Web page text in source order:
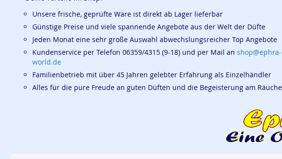
Unsere frische, geprüfte Ware ist direkt ab Lager lieferbar
Günstige Preise und viele spannende Angebote aus der Welt der Düfte
Jeden Monat eine sehr große Auswahl abwechslungsreicher Top Angebote
Kundenservice per Telefon 06359/4315 (9-18) und per Mail an shop@ephra-
world.de
Familienbetrieb mit über 45 Jahren gelebter Erfahrung als Einzelhändler
Alles für die pure Freude an guten Düften und die Begeisterung am